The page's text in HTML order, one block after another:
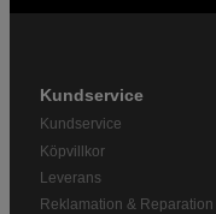
Kundservice
Kundservice
Köpvillkor
Leverans
Reklamation & Reparation